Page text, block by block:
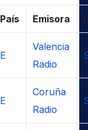
País Emisora
E
Valencia
Radio
E
Coruña
Radio